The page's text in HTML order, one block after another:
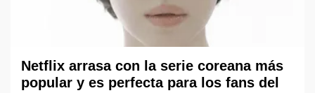
Netflix arrasa con la serie coreana más
popular y es perfecta para los fans del